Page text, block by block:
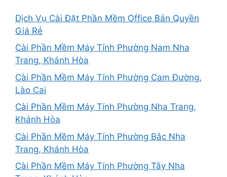
Dịch Vụ Cài Đặt Phần Mềm Office Bản Quyền
Giá Rẻ
Cài Phần Mềm Máy Tính Phường Nam Nha
Trang, Khánh Hòa
Cài Phần Mềm Máy Tính Phường Cam Đường,
Lào Cai
Cài Phần Mềm Máy Tính Phường Nha Trang,
Khánh Hòa
Cài Phần Mềm Máy Tính Phường Bắc Nha
Trang, Khánh Hòa
Cài Phần Mềm Máy Tính Phường Tây Nha